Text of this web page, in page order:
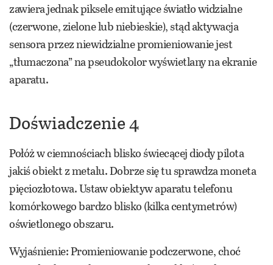
zawiera jednak piksele emitujące światło widzialne
(czerwone, zielone lub niebieskie), stąd aktywacja
sensora przez niewidzialne promieniowanie jest
„tłumaczona” na pseudokolor wyświetlany na ekranie
aparatu.
Doświadczenie 4
Połóż w ciemnościach blisko świecącej diody pilota
jakiś obiekt z metalu. Dobrze się tu sprawdza moneta
pięciozłotowa. Ustaw obiektyw aparatu telefonu
komórkowego bardzo blisko (kilka centymetrów)
oświetlonego obszaru.
Wyjaśnienie: Promieniowanie podczerwone, choć